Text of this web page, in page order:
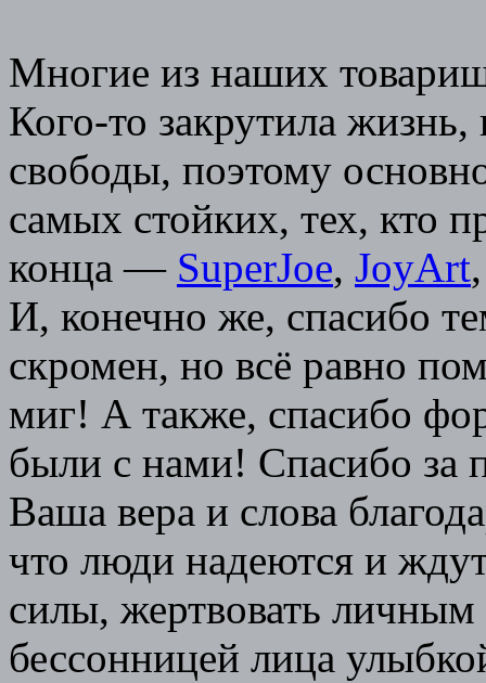
Многие из наших
Кого-то закрутила
свободы, поэтому
самых стойких, тех, кто
конца — SuperJoe, JoyArt
И, конечно же, спасибо
скромен, но всё равно
миг! А также, спасибо
были с нами! Спасибо за
Ваша вера и слова
что люди надеются и
силы, жертвовать
бессонницей лица